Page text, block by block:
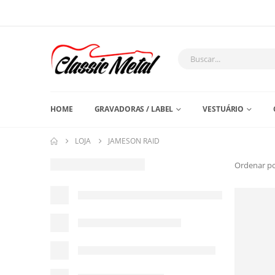
HOME GRAVADORAS / LABEL VESTUÁRIO
LOJA JAMESON RAID
Ordenar